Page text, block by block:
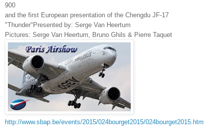
900
and the first European presentation of the Chengdu JF-17
"Thunder" Presented by: Serge Van Heertum
Pictures: Serge Van Heertum, Bruno Ghils & Pierre Taquet
http://www.sbap.be/events/2015/024bourget2015/024bourget2015.htm